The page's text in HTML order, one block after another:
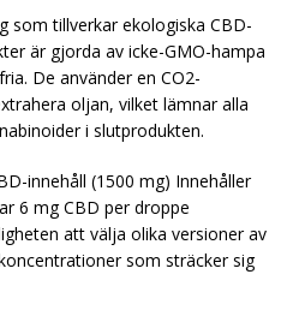
som tillverkar ekologiska CBD-
är gjorda av icke-GMO-hampa
De använder en CO2-
oljan, vilket lämnar alla
i slutprodukten.
innehåll (1500 mg) Innehåller
6 mg CBD per droppe
att välja olika versioner av
som sträcker sig